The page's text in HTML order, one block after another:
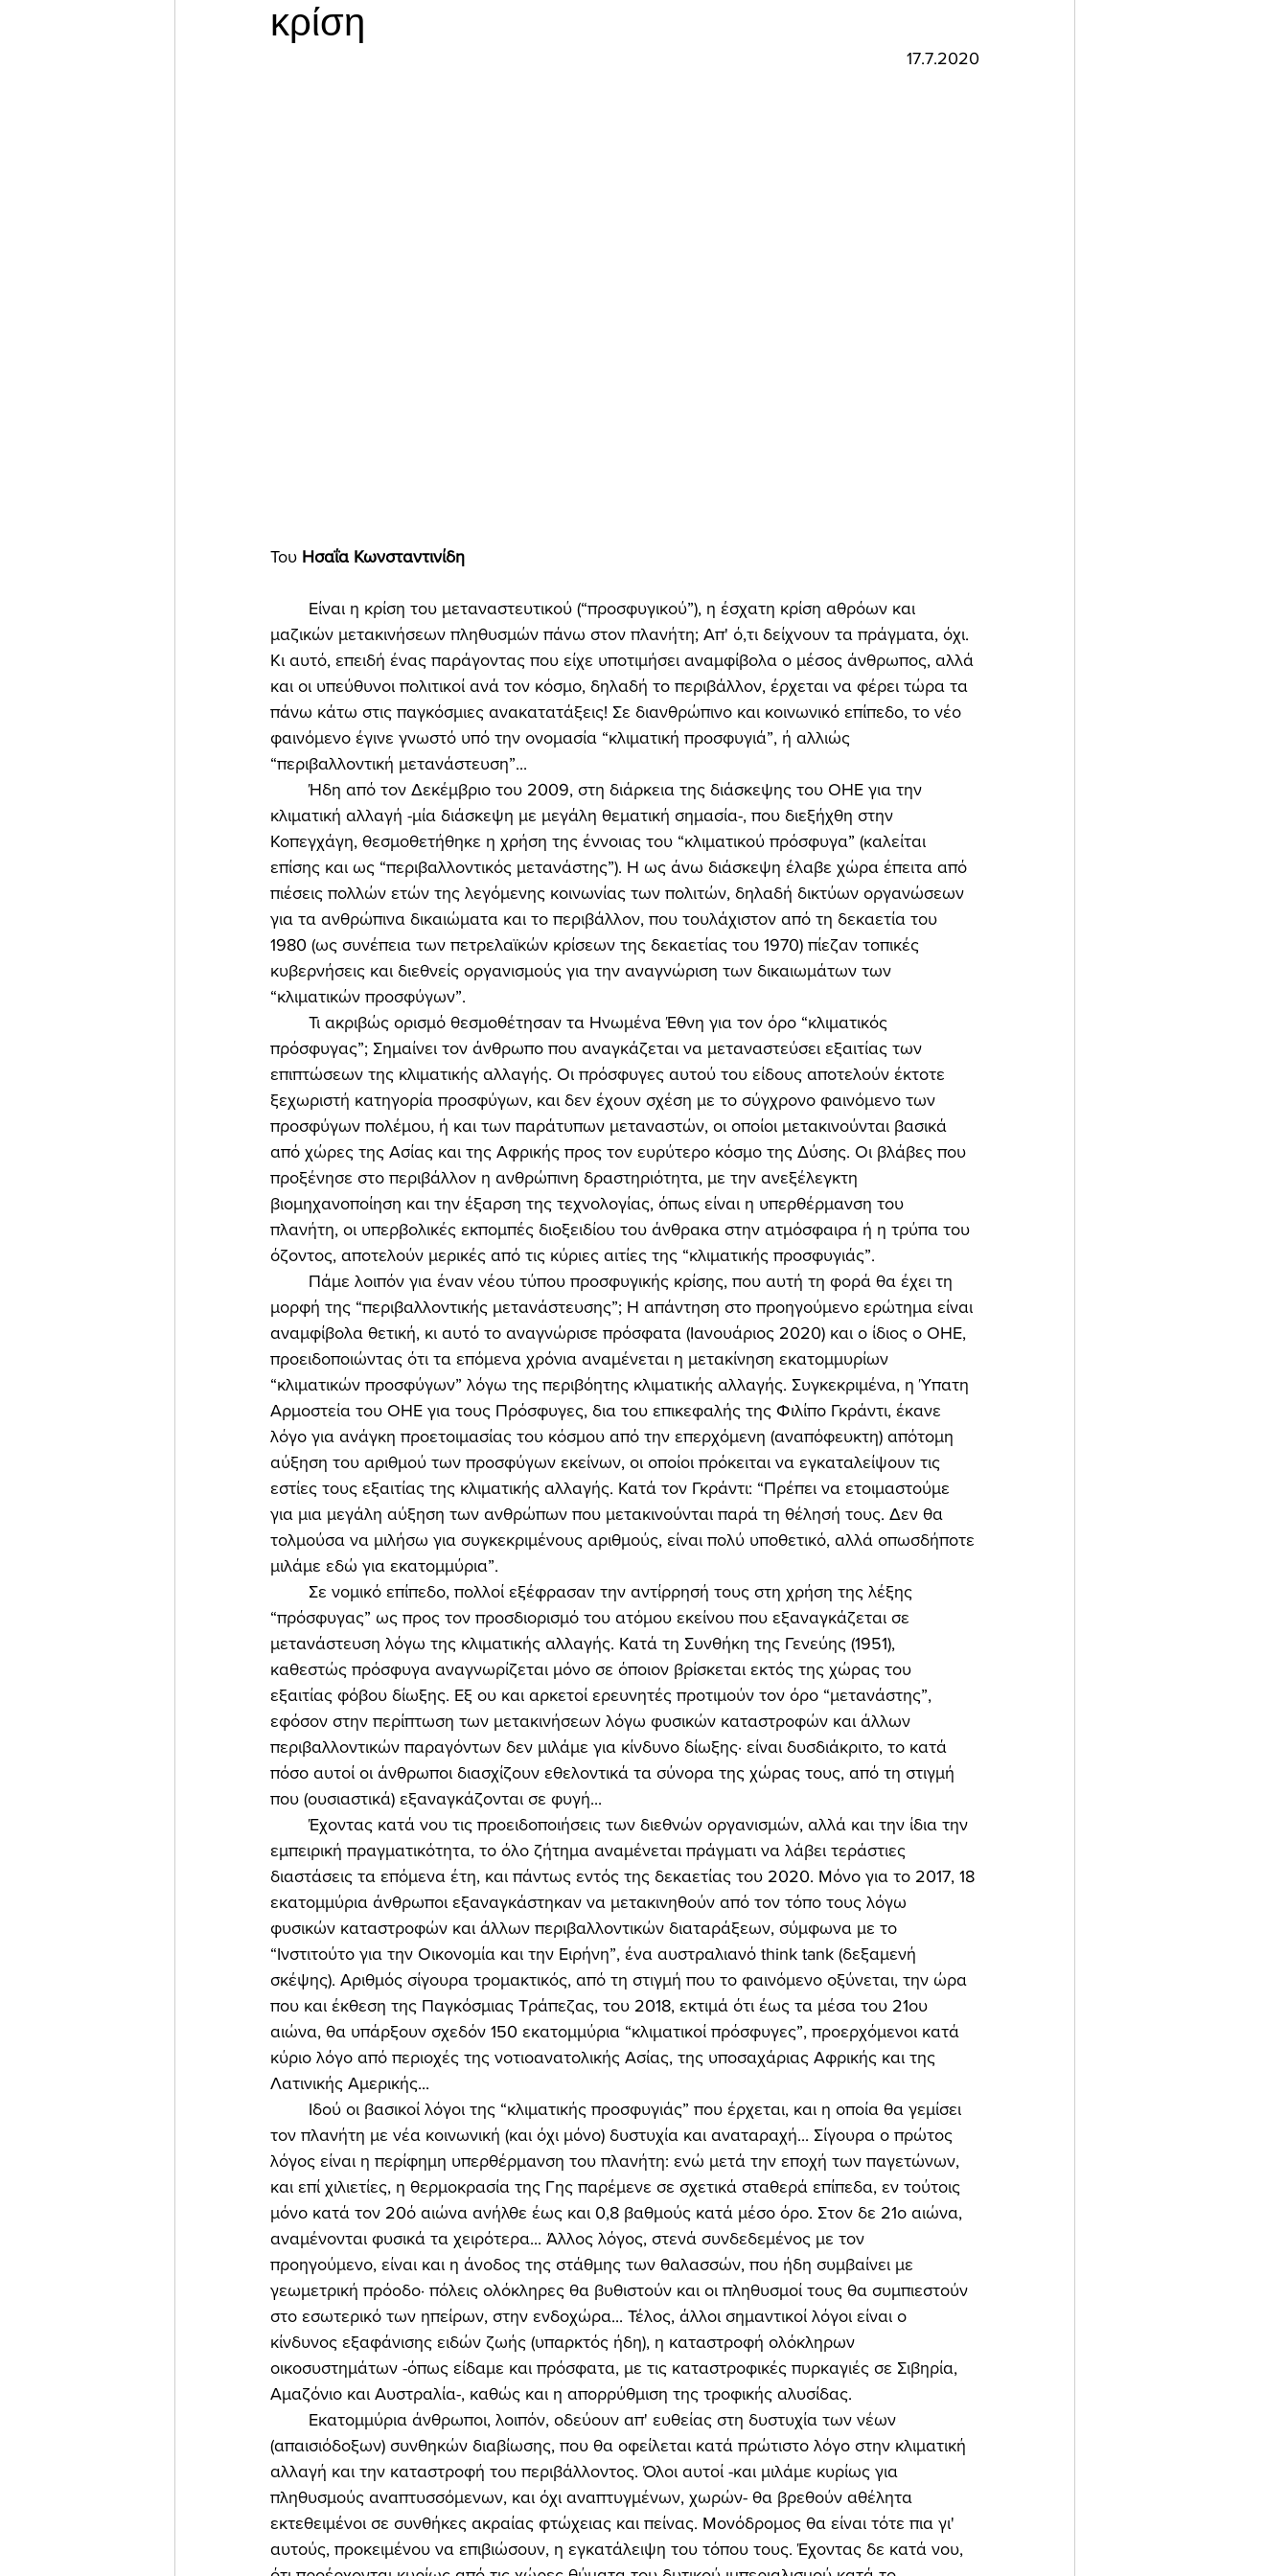
κρίση
17.7.2020
Του Ησαΐα Κωνσταντινίδη
μαζικών μετακινήσεων πληθυσμών πάνω στον πλανήτη; Απ' ό,τι δείχνουν τα πράγματα, όχι.
Κι αυτό, επειδή ένας παράγοντας που είχε υποτιμήσει αναμφίβολα ο μέσος άνθρωπος, αλλά
και οι υπεύθυνοι πολιτικοί ανά τον κόσμο, δηλαδή το περιβάλλον, έρχεται να φέρει τώρα τα
πάνω κάτω στις παγκόσμιες ανακατατάξεις! Σε διανθρώπινο και κοινωνικό επίπεδο, το νέο
φαινόμενο έγινε γνωστό υπό την ονομασία “κλιματική προσφυγιά”, ή αλλιώς
“περιβαλλοντική μετανάστευση”...
	Ήδη από τον Δεκέμβριο του 2009, στη διάρκεια της διάσκεψης του ΟΗΕ για την
κλιματική αλλαγή -μία διάσκεψη με μεγάλη θεματική σημασία-, που διεξήχθη στην
Κοπεγχάγη, θεσμοθετήθηκε η χρήση της έννοιας του “κλιματικού πρόσφυγα” (καλείται
επίσης και ως “περιβαλλοντικός μετανάστης”). Η ως άνω διάσκεψη έλαβε χώρα έπειτα από
πιέσεις πολλών ετών της λεγόμενης κοινωνίας των πολιτών, δηλαδή δικτύων οργανώσεων
για τα ανθρώπινα δικαιώματα και το περιβάλλον, που τουλάχιστον από τη δεκαετία του
1980 (ως συνέπεια των πετρελαϊκών κρίσεων της δεκαετίας του 1970) πίεζαν τοπικές
κυβερνήσεις και διεθνείς οργανισμούς για την αναγνώριση των δικαιωμάτων των
“κλιματικών προσφύγων”.
πρόσφυγας”; Σημαίνει τον άνθρωπο που αναγκάζεται να μεταναστεύσει εξαιτίας των
επιπτώσεων της κλιματικής αλλαγής. Οι πρόσφυγες αυτού του είδους αποτελούν έκτοτε
ξεχωριστή κατηγορία προσφύγων, και δεν έχουν σχέση με το σύγχρονο φαινόμενο των
προσφύγων πολέμου, ή και των παράτυπων μεταναστών, οι οποίοι μετακινούνται βασικά
από χώρες της Ασίας και της Αφρικής προς τον ευρύτερο κόσμο της Δύσης. Οι βλάβες που
προξένησε στο περιβάλλον η ανθρώπινη δραστηριότητα, με την ανεξέλεγκτη
βιομηχανοποίηση και την έξαρση της τεχνολογίας, όπως είναι η υπερθέρμανση του
πλανήτη, οι υπερβολικές εκπομπές διοξειδίου του άνθρακα στην ατμόσφαιρα ή η τρύπα του
όζοντος, αποτελούν μερικές από τις κύριες αιτίες της “κλιματικής προσφυγιάς”.
μορφή της “περιβαλλοντικής μετανάστευσης”; Η απάντηση στο προηγούμενο ερώτημα είναι
αναμφίβολα θετική, κι αυτό το αναγνώρισε πρόσφατα (Ιανουάριος 2020) και ο ίδιος ο ΟΗΕ,
προειδοποιώντας ότι τα επόμενα χρόνια αναμένεται η μετακίνηση εκατομμυρίων
“κλιματικών προσφύγων” λόγω της περιβόητης κλιματικής αλλαγής. Συγκεκριμένα, η Ύπατη
Αρμοστεία του ΟΗΕ για τους Πρόσφυγες, δια του επικεφαλής της Φιλίπο Γκράντι, έκανε
λόγο για ανάγκη προετοιμασίας του κόσμου από την επερχόμενη (αναπόφευκτη) απότομη
αύξηση του αριθμού των προσφύγων εκείνων, οι οποίοι πρόκειται να εγκαταλείψουν τις
εστίες τους εξαιτίας της κλιματικής αλλαγής. Κατά τον Γκράντι: “Πρέπει να ετοιμαστούμε
για μια μεγάλη αύξηση των ανθρώπων που μετακινούνται παρά τη θέλησή τους. Δεν θα
τολμούσα να μιλήσω για συγκεκριμένους αριθμούς, είναι πολύ υποθετικό, αλλά οπωσδήποτε
μιλάμε εδώ για εκατομμύρια”.
“πρόσφυγας” ως προς τον προσδιορισμό του ατόμου εκείνου που εξαναγκάζεται σε
μετανάστευση λόγω της κλιματικής αλλαγής. Κατά τη Συνθήκη της Γενεύης (1951),
καθεστώς πρόσφυγα αναγνωρίζεται μόνο σε όποιον βρίσκεται εκτός της χώρας του
εξαιτίας φόβου δίωξης. Εξ ου και αρκετοί ερευνητές προτιμούν τον όρο “μετανάστης”,
εφόσον στην περίπτωση των μετακινήσεων λόγω φυσικών καταστροφών και άλλων
περιβαλλοντικών παραγόντων δεν μιλάμε για κίνδυνο δίωξης· είναι δυσδιάκριτο, το κατά
πόσο αυτοί οι άνθρωποι διασχίζουν εθελοντικά τα σύνορα της χώρας τους, από τη στιγμή
που (ουσιαστικά) εξαναγκάζονται σε φυγή...
	Έχοντας κατά νου τις προειδοποιήσεις των διεθνών οργανισμών, αλλά και την ίδια την
εμπειρική πραγματικότητα, το όλο ζήτημα αναμένεται πράγματι να λάβει τεράστιες
διαστάσεις τα επόμενα έτη, και πάντως εντός της δεκαετίας του 2020. Μόνο για το 2017, 18
εκατομμύρια άνθρωποι εξαναγκάστηκαν να μετακινηθούν από τον τόπο τους λόγω
φυσικών καταστροφών και άλλων περιβαλλοντικών διαταράξεων, σύμφωνα με το
“Ινστιτούτο για την Οικονομία και την Ειρήνη”, ένα αυστραλιανό think tank (δεξαμενή
σκέψης). Αριθμός σίγουρα τρομακτικός, από τη στιγμή που το φαινόμενο οξύνεται, την ώρα
που και έκθεση της Παγκόσμιας Τράπεζας, του 2018, εκτιμά ότι έως τα μέσα του 21ου
αιώνα, θα υπάρξουν σχεδόν 150 εκατομμύρια “κλιματικοί πρόσφυγες”, προερχόμενοι κατά
κύριο λόγο από περιοχές της νοτιοανατολικής Ασίας, της υποσαχάριας Αφρικής και της
Λατινικής Αμερικής...
τον πλανήτη με νέα κοινωνική (και όχι μόνο) δυστυχία και αναταραχή... Σίγουρα ο πρώτος
λόγος είναι η περίφημη υπερθέρμανση του πλανήτη: ενώ μετά την εποχή των παγετώνων,
και επί χιλιετίες, η θερμοκρασία της Γης παρέμενε σε σχετικά σταθερά επίπεδα, εν τούτοις
μόνο κατά τον 20ό αιώνα ανήλθε έως και 0,8 βαθμούς κατά μέσο όρο. Στον δε 21ο αιώνα,
αναμένονται φυσικά τα χειρότερα... Άλλος λόγος, στενά συνδεδεμένος με τον
προηγούμενο, είναι και η άνοδος της στάθμης των θαλασσών, που ήδη συμβαίνει με
γεωμετρική πρόοδο· πόλεις ολόκληρες θα βυθιστούν και οι πληθυσμοί τους θα συμπιεστούν
στο εσωτερικό των ηπείρων, στην ενδοχώρα... Τέλος, άλλοι σημαντικοί λόγοι είναι ο
κίνδυνος εξαφάνισης ειδών ζωής (υπαρκτός ήδη), η καταστροφή ολόκληρων
οικοσυστημάτων -όπως είδαμε και πρόσφατα, με τις καταστροφικές πυρκαγιές σε Σιβηρία,
Αμαζόνιο και Αυστραλία-, καθώς και η απορρύθμιση της τροφικής αλυσίδας.
(απαισιόδοξων) συνθηκών διαβίωσης, που θα οφείλεται κατά πρώτιστο λόγο στην κλιματική
αλλαγή και την καταστροφή του περιβάλλοντος. Όλοι αυτοί -και μιλάμε κυρίως για
πληθυσμούς αναπτυσσόμενων, και όχι αναπτυγμένων, χωρών- θα βρεθούν αθέλητα
εκτεθειμένοι σε συνθήκες ακραίας φτώχειας και πείνας. Μονόδρομος θα είναι τότε πια γι'
αυτούς, προκειμένου να επιβιώσουν, η εγκατάλειψη του τόπου τους. Έχοντας δε κατά νου,